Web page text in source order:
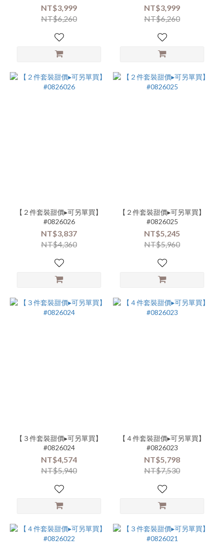
NT$3,999
NT$6,260
NT$3,999
NT$6,260
【２件套裝甜價▸可另單買】
#0826026
NT$3,837
NT$4,360
【２件套裝甜價▸可另單買】
#0826025
NT$5,245
NT$5,960
【３件套裝甜價▸可另單買】
#0826024
NT$4,574
NT$5,940
【４件套裝甜價▸可另單買】
#0826023
NT$5,798
NT$7,530